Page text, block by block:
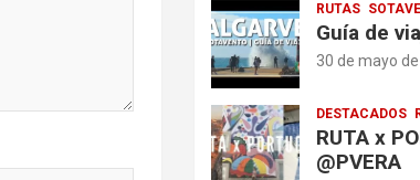
RUTAS
Guía de
30 de mayo
DESTACADOS
RUTA x
@PVERA